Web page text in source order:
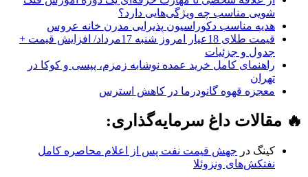
شویی مناسب چه ویژگی‌هایی دارد؟
هدیه مناسب دکوراسیون پذیرایی مدرن خانه عروس
قیمت طلای 18عیار امروز شنبه 17مرداد/ افزایش قیمت +
جدول و جزئیات
راهنمای کامل خرید عمده نوشابه زمزم، پپسی و کوکا در
تهران
معجزه قهوه گانودرما در کاهش استرس
🔥 مقالات داغ سرمایه‌گذاری:
کینگ در جهش قیمت نفت پس از اعلام محاصره کامل
نفتکش‌های ونزوئلا